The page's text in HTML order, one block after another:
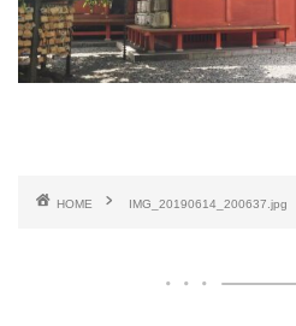
HOME IMG_20190614_200637.jpg